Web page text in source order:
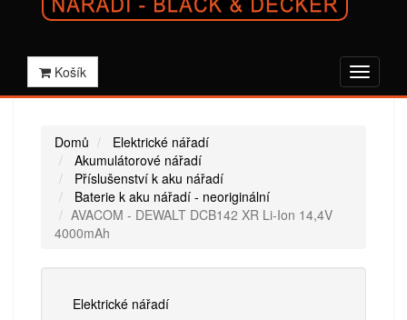
Košík
Domů
Elektrické nářadí
Akumulátorové nářadí
Příslušenství k aku nářadí
Baterie k aku nářadí - neoriginální
AVACOM - DEWALT DCB142 XR Li-Ion 14,4V
4000mAh
Elektrické nářadí